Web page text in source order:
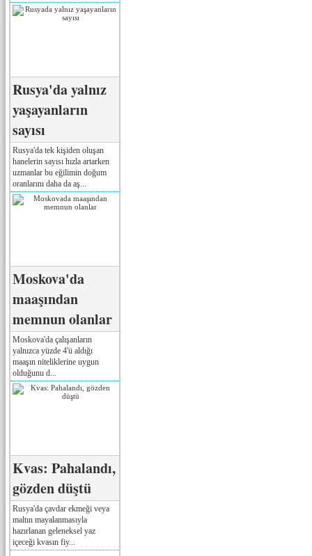
Rusya'da yalnız
yaşayanların
sayısı
Rusya'da tek kişiden oluşan
hanelerin sayısı hızla artarken
uzmanlar bu eğilimin doğum
oranlarını daha da aş...
Moskova'da
maaşından
memnun olanlar
Moskova'da çalışanların
yalnızca yüzde 4'ü aldığı
maaşın niteliklerine uygun
olduğunu d...
Kvas: Pahalandı,
gözden düştü
Rusya'da çavdar ekmeği veya
maltın mayalanmasıyla
hazırlanan geleneksel yaz
içeceği kvasın fiy...